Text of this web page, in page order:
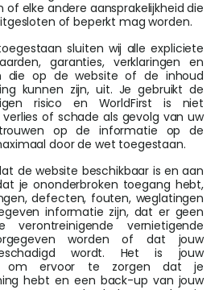
of elke andere aansprakelijkheid die
of beperkt mag worden.
sluiten wij alle expliciete
garanties, verklaringen en
die op de website of de inhoud
kunnen zijn, uit. Je gebruikt de
risico en WorldFirst is niet
verlies of schade als gevolg van uw
op de informatie op de
door de wet toegestaan.
de website beschikbaar is en aan
je ononderbroken toegang hebt,
defecten, fouten, weglatingen
informatie zijn, dat er geen
vernietigende
worden of dat jouw
wordt. Het is jouw
om ervoor te zorgen dat je
hebt en een back-up van jouw